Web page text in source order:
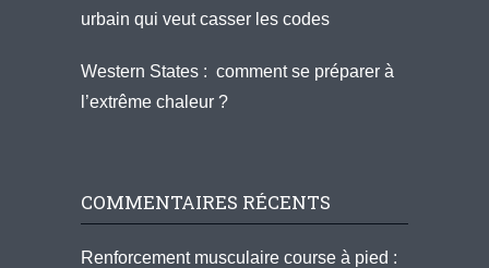
urbain qui veut casser les codes
Western States : comment se préparer à
l’extrême chaleur ?
COMMENTAIRES RÉCENTS
Renforcement musculaire course à pied :